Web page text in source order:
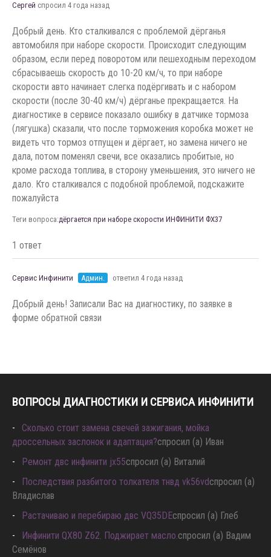
Сергей спросил 4 года назад
Добрый день. Кто сталкивался с проблемой дёрганья
автомобиля при наборе скорости. Происходит следующим
образом, если перед поворотом или пешеходным переходом
сбрасываешь скорость до 10-20 км/ч, то при наборе
скорости авто начинает слегка подёргивать и с набором
скорости (после 30-40 км/ч) дёрганье прекращается. На
диагностике в сервисе показало ошибку в датчике тормоза
(лягушка) сказали, что после торможения коробка может не
видеть что тормоз отпущен и дёргает, но замена ничего не
дала, потом поменял свечи, все оказались пробитые, но
кроме расхода топлива, в сторону уменьшения, это ничего не
дало. Кто сталкивался с подобной проблемой, подскажите
пожалуйста
Теги вопроса:дёргается при наборе скорости ИНФИНИТИ ФХ37
1 ответ
Сервис Инфинити Админ. ответил 4 года назад
Добрый день! Записали Вас на диагностику, по заявке в
форме обратной связи
ВОПРОСЫ ДИАГНОСТИКИ И СЕРВИСА ИНФИНИТИ
Сколько стоит замена свечей зажигания, мойка
дроссельных заслонок и адаптация?спросил (а) Иван
Ремонт двс инфинити jx55спросил (а) Виталий
Последствия разбитого толкателя тнвд vk56vdспросил (а)
Владислав
Растачиваю и перебираю двс VQ35DEспросил (а) Глеб
Инфинити QX80 Z62. Поджирает масло.спросил (а) Вадим
Семёнов